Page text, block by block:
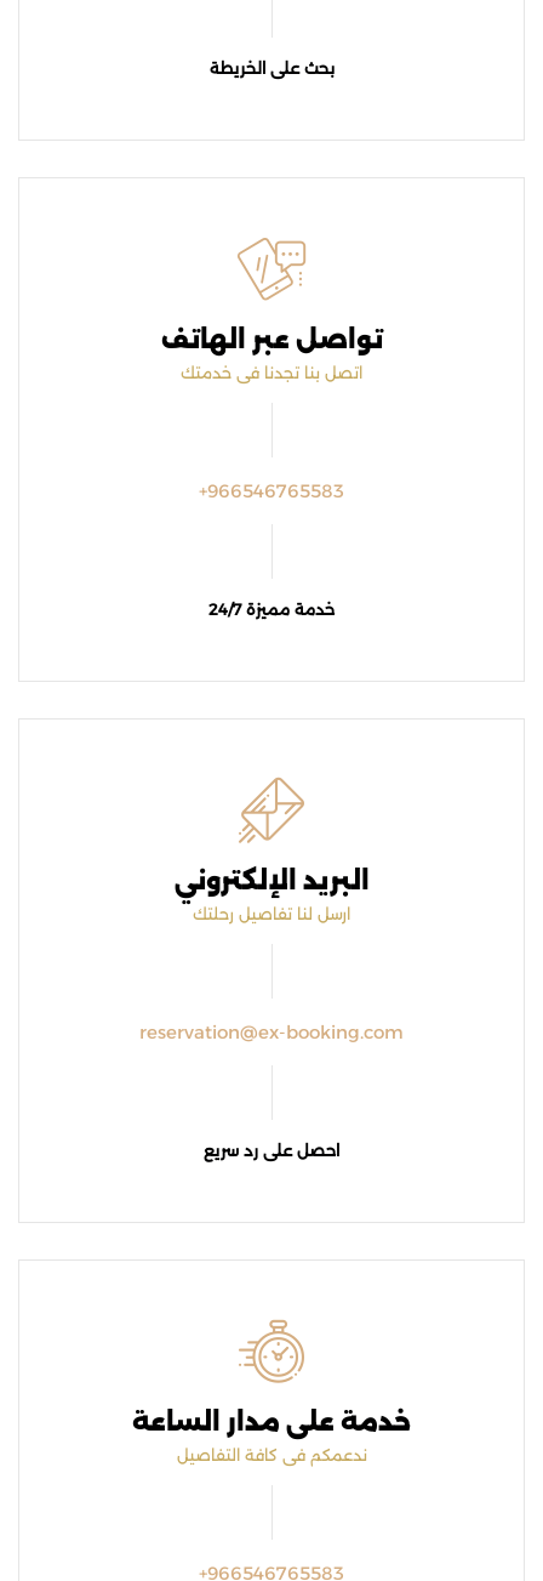
بحث على الخريطة
تواصل عبر الهاتف
اتصل بنا تجدنا فى خدمتك
+966546765583
خدمة مميزة 24/7
البريد الإلكتروني
ارسل لنا تفاصيل رحلتك
reservation@ex-booking.com
احصل على رد سريع
خدمة على مدار الساعة
ندعمكم فى كافة التفاصيل
+966546765583